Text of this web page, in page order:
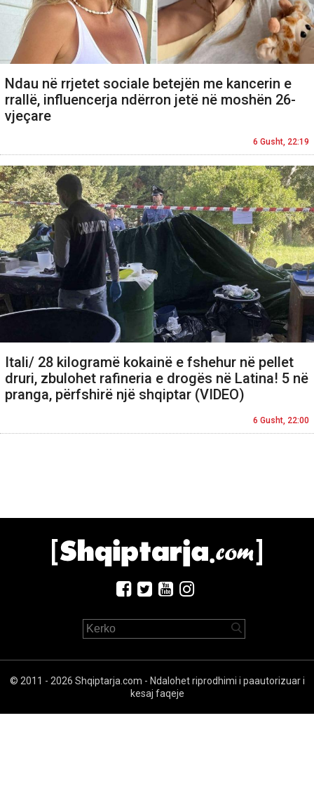
Ndau në rrjetet sociale betejën me kancerin e
rrallë, influencerja ndërron jetë në moshën 26-
vjeçare
6 Gusht, 22:19
Itali/ 28 kilogramë kokainë e fshehur në pellet
druri, zbulohet rafineria e drogës në Latina! 5 në
pranga, përfshirë një shqiptar (VIDEO)
6 Gusht, 22:00
© 2011 - 2026 Shqiptarja.com - Ndalohet riprodhimi i paautorizuar i
kesaj faqeje